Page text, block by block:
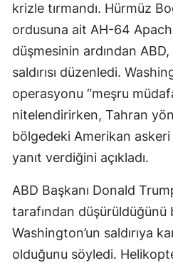
krizle tırmandı. Hürmüz
ordusuna ait AH-64
düşmesinin ardından
saldırısı düzenledi.
operasyonu “meşru
nitelendirirken, Tahran
bölgedeki Amerikan
yanıt verdiğini açıkladı.
ABD Başkanı Donald
tarafından düşürüldüğünü
Washington’un saldırıya
olduğunu söyledi.